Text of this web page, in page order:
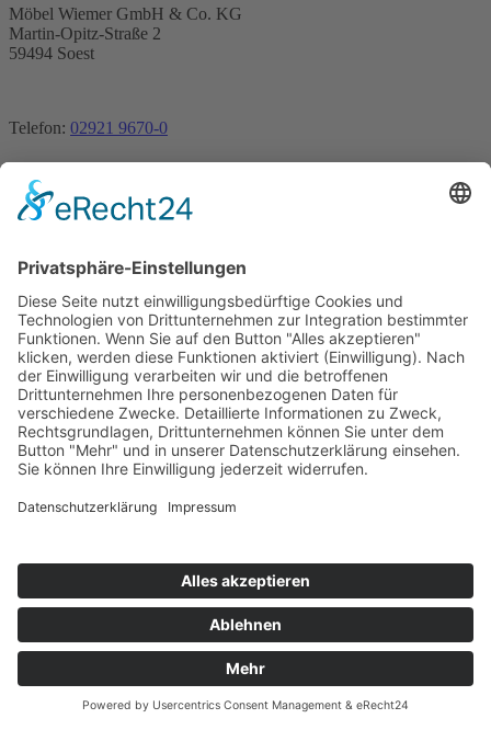
Möbel Wiemer GmbH & Co. KG
Martin-Opitz-Straße 2
59494 Soest
Telefon: 02921 9670-0
Telefax:02921 77011
E-Mail:info@moebel-wiemer.de
Öffnungszeiten
Montag – Freitag 10 – 19 Uhr
Samstag 9 – 18 Uhr
Das Unternehmen
Philosophie
Folgen Sie uns
Instagram
Services
Restaurant